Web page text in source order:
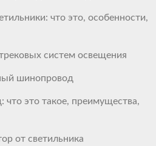
что это, особенности,
систем освещения
шинопровод
это такое, преимущества,
от светильника